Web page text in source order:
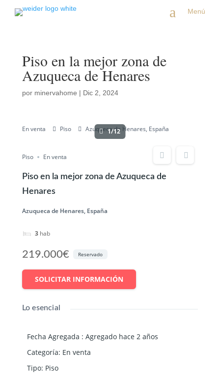
a Menú
Piso en la mejor zona de
Azuqueca de Henares
por minervahome | Dic 2, 2024
En venta Piso Azuqueca de Henares, España
1/12
Piso En venta
Piso en la mejor zona de Azuqueca de
Henares
Azuqueca de Henares, España
3 hab
219.000€ Reservado
SOLICITAR INFORMACIÓN
Lo esencial
Fecha Agregada : Agregado hace 2 años
Categoría: En venta
Tipo: Piso